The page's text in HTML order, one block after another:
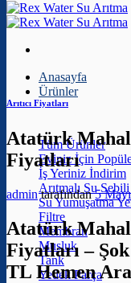
Anasayfa
Ürünler
Tüm Ürünler
Eviniz İçin
İş Yeriniz
Arıtmalı Su Sebili
Su Yumuşatma
Filtre
Membran
Musluk
Tank
Yedek Parça
Arıtıcı Fiyatları
Atatürk
Fiyatları
admintarafından 5
Atatürk
Fiyatları –
TL Hemen